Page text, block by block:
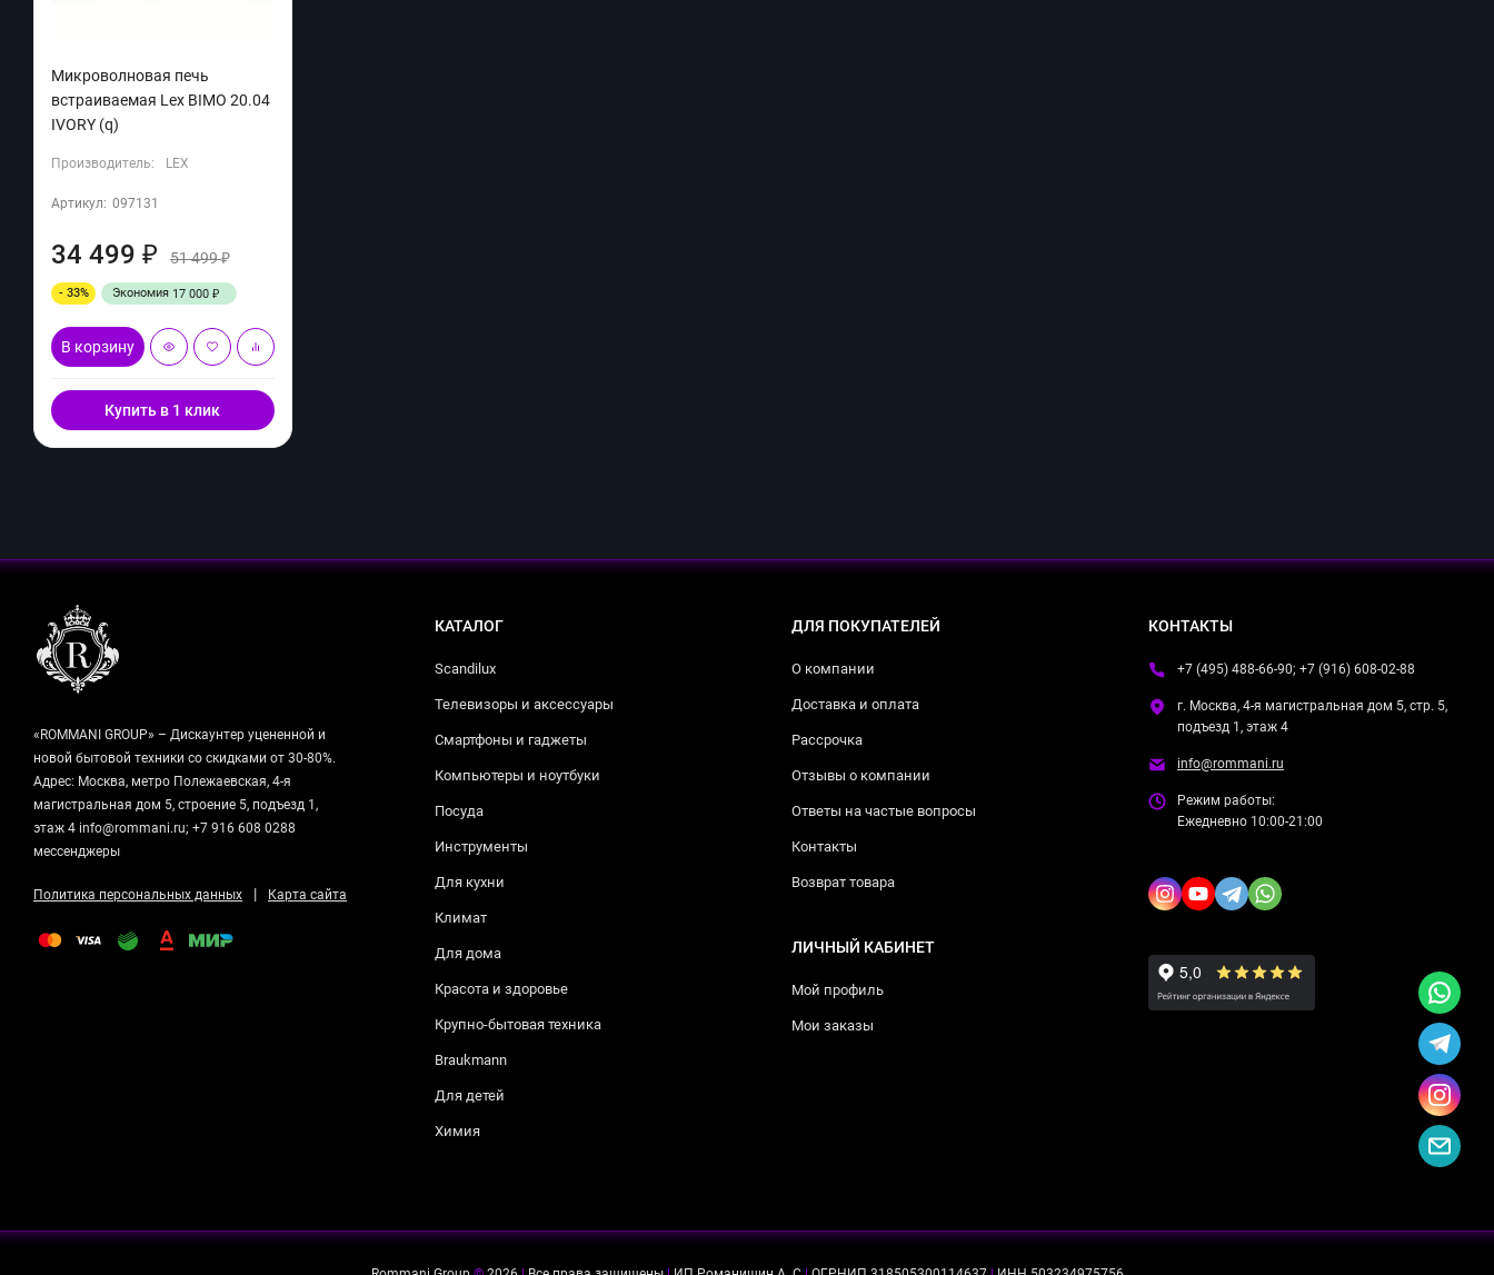
Микроволновая печь
встраиваемая Lex BIMO 20.04
IVORY (q)
Производитель: LEX
Артикул: 097131
34 499 ₽ 51 499₽
- 33% Экономия 17 000 ₽
В корзину
Купить в 1 клик
«ROMMANI GROUP» – Дискаунтер уцененной и
новой бытовой техники со скидками от 30-80%.
Адрес: Москва, метро Полежаевская, 4-я
магистральная дом 5, строение 5, подъезд 1,
этаж 4 info@rommani.ru; +7 916 608 0288
мессенджеры
Политика персональных данных | Карта сайта
КАТАЛОГ
Scandilux
Телевизоры и аксессуары
Смартфоны и гаджеты
Компьютеры и ноутбуки
Посуда
Инструменты
Для кухни
Климат
Для дома
Красота и здоровье
Крупно-бытовая техника
Braukmann
Для детей
Химия
ДЛЯ ПОКУПАТЕЛЕЙ
О компании
Доставка и оплата
Рассрочка
Отзывы о компании
Ответы на частые вопросы
Контакты
Возврат товара
ЛИЧНЫЙ КАБИНЕТ
Мой профиль
Мои заказы
КОНТАКТЫ
+7 (495) 488-66-90; +7 (916) 608-02-88
г. Москва, 4-я магистральная дом 5, стр. 5,
подъезд 1, этаж 4
info@rommani.ru
Режим работы:
Ежедневно 10:00-21:00